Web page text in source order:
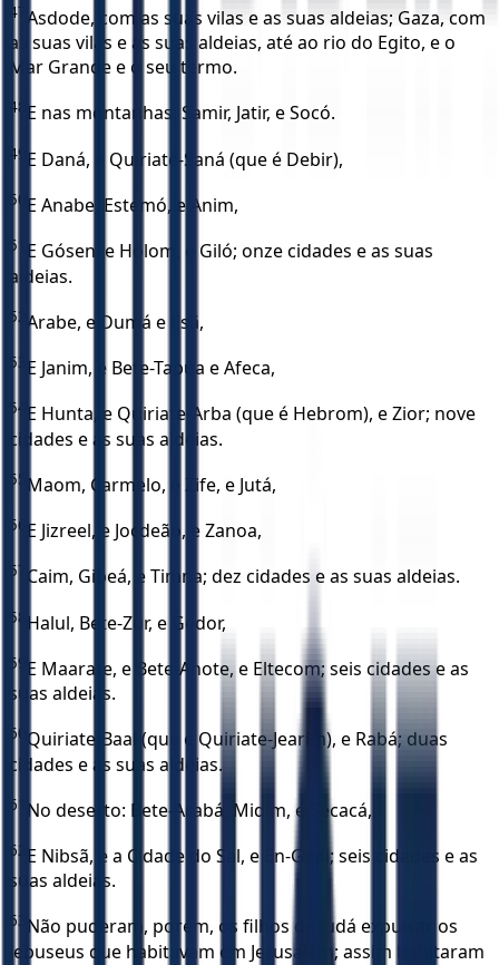
47 Asdode, com as suas vilas e as suas aldeias; Gaza, com
as suas vilas e as suas aldeias, até ao rio do Egito, e o
Mar Grande e o seu termo.
48 E nas montanhas: Samir, Jatir, e Socó.
49 E Daná, e Quiriate-Saná (que é Debir),
50 E Anabe, Estemó, e Anim,
51
E Gósen, e Holom, e Giló; onze cidades e as suas
aldeias.
52 Arabe, e Dumá e Esã,
53 E Janim, e Bete-Tapua e Afeca,
54 E Hunta, e Quiriate-Arba (que é Hebrom), e Zior; nove
cidades e as suas aldeias.
55 Maom, Carmelo, e Zife, e Jutá,
56 E Jizreel, e Jocdeão, e Zanoa,
57 Caim, Gibeá, e Timna; dez cidades e as suas aldeias.
58 Halul, Bete-Zur, e Gedor,
59 E Maarate, e Bete-Anote, e Eltecom; seis cidades e as
suas aldeias.
60 Quiriate-Baal (que é Quiriate-Jearim), e Rabá; duas
cidades e as suas aldeias.
61 No deserto: Bete-Arabá, Midim, e Secacá,
62 E Nibsã, e a Cidade do Sal, e En-Gedi; seis cidades e as
suas aldeias.
63 Não puderam, porém, os filhos de Judá expulsar os
jebuseus que habitavam em Jerusalém; assim habitaram